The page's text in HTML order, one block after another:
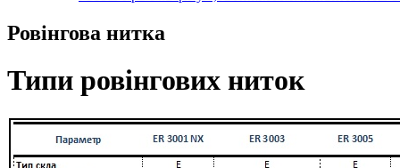
Ровінгова нитка
Типи ровінгових ниток